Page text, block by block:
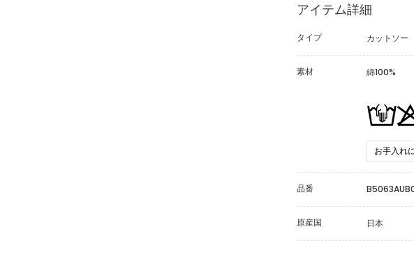
アイテム詳細
タイプ カットソー
素材 綿100%
お手入れ
品番
原産国 日本